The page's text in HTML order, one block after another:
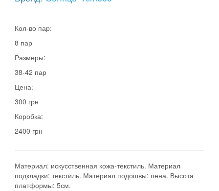
Кол-во пар:
8 пар
Размеры:
38-42 пар
Цена:
300 грн
Коробка:
2400 грн
Материал: искусственная кожа-текстиль. Материал
подкладки: текстиль. Материал подошвы: пена. Высота
платформы: 5см.